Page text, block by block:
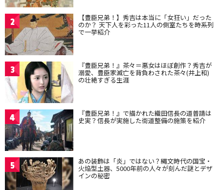
2 【豊臣兄弟！】秀吉は本当に「女狂い」だった
のか？ 天下人を彩った11人の側室たちを時系列
で一挙紹介
3 『豊臣兄弟！』茶々＝悪女はほぼ創作？秀吉が
溺愛、豊臣家滅亡を背負わされた茶々(井上和)
の壮絶すぎる生涯
4 『豊臣兄弟！』で描かれた織田信長の道普請は
史実？信長が実施した街道整備の施策を紹介
5 あの装飾は「炎」ではない？縄文時代の国宝・
火焔型土器、5000年前の人々が刻んだ謎とデザ
インの秘密